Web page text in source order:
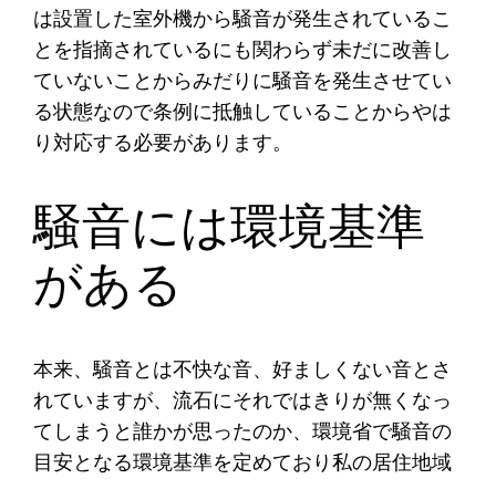
は設置した室外機から騒音が発生されているこ
とを指摘されているにも関わらず未だに改善し
ていないことからみだりに騒音を発生させてい
る状態なので条例に抵触していることからやは
り対応する必要があります。
騒音には環境基準
がある
本来、騒音とは不快な音、好ましくない音とさ
れていますが、流石にそれではきりが無くなっ
てしまうと誰かが思ったのか、環境省で騒音の
目安となる環境基準を定めており私の居住地域